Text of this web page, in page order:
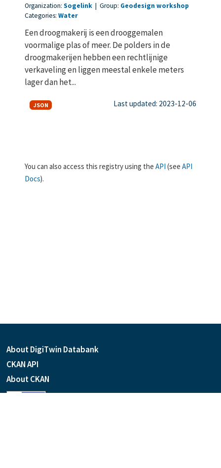
Organization: Sogelink | Group: Geodesign workshop
Categories: Water
Een droogmakerij is een drooggemalen
voormalige plas of meer. De polders in de
droogmakerijen hebben een rechtlijnige
verkaveling en liggen meestal enkele meters
lager dan het...
JSON Last updated: 2023-12-06
You can also access this registry using the API (see API
Docs).
About DigiTwin Databank
CKAN API
About CKAN